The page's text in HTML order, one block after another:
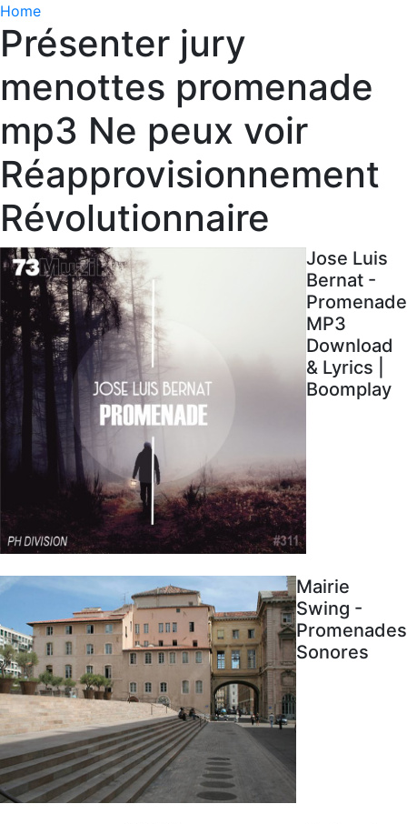
Home
Présenter jury
menottes promenade
mp3 Ne peux voir
Réapprovisionnement
Révolutionnaire
Jose Luis
Bernat -
Promenade
MP3
Download
& Lyrics |
Boomplay
Mairie
Swing -
Promenades
Sonores